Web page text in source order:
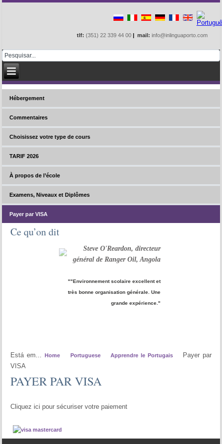
tlf: (351) 22 339 44 00 | mail: info@inlinguaporto.com
Hébergement
Commentaires
Choisissez votre type de cours
TARIF 2026
À propos de l’école
Examens, Niveaux et Diplômes
Payer par VISA
Ce qu’on dit
Steve O'Reardon, directeur
général de Ranger Oil, Angola
""Environnement scolaire excellent et
très bonne organisation générale. Une
grande expérience."
Está em...Home Portuguese Apprendre le Portugais
Payer par
VISA
PAYER PAR VISA
Cliquez ici pour sécuriser votre paiement